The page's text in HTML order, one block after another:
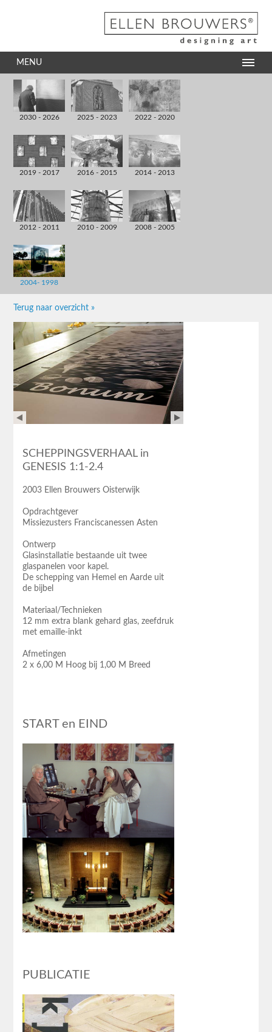
MENU
2030 - 2026 2025 - 2023 2022 - 2020
2019 - 2017 2016 - 2015 2014 - 2013
2012 - 2011 2010 - 2009 2008 - 2005
2004- 1998
Terug naar overzicht »
SCHEPPINGSVERHAAL in
GENESIS 1:1-2.4
2003 Ellen Brouwers Oisterwijk
Opdrachtgever
Missiezusters Franciscanessen Asten
Ontwerp
Glasinstallatie bestaande uit twee
glaspanelen voor kapel.
De schepping van Hemel en Aarde uit
de bijbel
Materiaal/Technieken
12 mm extra blank gehard glas, zeefdruk
met emaille-inkt
Afmetingen
2 x 6,00 M Hoog bij 1,00 M Breed
START en EIND
PUBLICATIE